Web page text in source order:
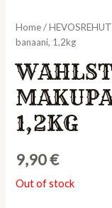
Home/HEVOSREHUT
banaani, 1,2kg
1,2KG
9,90€
Out of stock